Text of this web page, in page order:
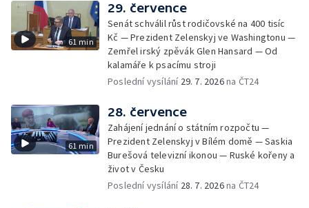
61 min
29. července
Senát schválil růst rodičovské na 400 tisíc
Kč — Prezident Zelenskyj ve Washingtonu —
Zemřel irský zpěvák Glen Hansard — Od
kalamáře k psacímu stroji
Poslední vysílání 29. 7. 2026na ČT24
61 min
28. července
Zahájení jednání o státním rozpočtu —
Prezident Zelenskyj v Bílém domě — Saskia
Burešová televizní ikonou — Ruské kořeny a
život v Česku
Poslední vysílání 28. 7. 2026na ČT24